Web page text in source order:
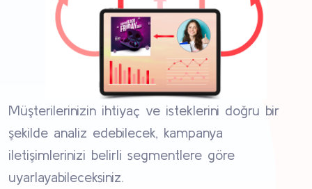
Müşterilerinizin ihtiyaç ve isteklerini doğru bir
şekilde analiz edebilecek, kampanya
iletişimlerinizi belirli segmentlere göre
uyarlayabileceksiniz.